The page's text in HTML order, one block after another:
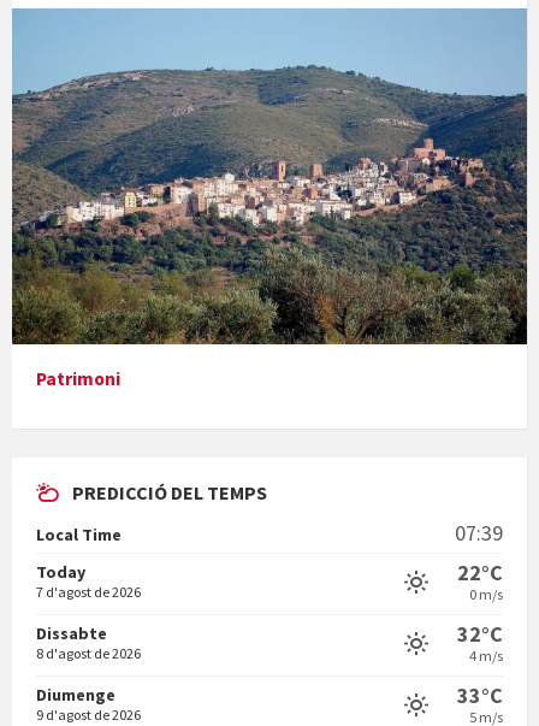
Presentació del llibre &quot;La mare&quot;, d'Emma Zafon
Vermuts a la Font. Hit parit
Vermuts a la Font. Arre-ak
VILAFAMÉS EN IMAGES
Patrimoni
PREDICCIÓ DEL TEMPS
Local Time 07:39
Today
7 d'agost de 2026
22°C
0 m/s